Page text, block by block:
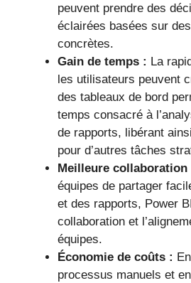
peuvent prendre des
éclairées basées sur
concrètes.
Gain de temps : La
les utilisateurs peuvent
des tableaux de bord
temps consacré à
de rapports, libérant
pour d’autres tâches
Meilleure collaboration
équipes de partager
et des rapports, Power
collaboration et
équipes.
Économie de coûts :
processus manuels et